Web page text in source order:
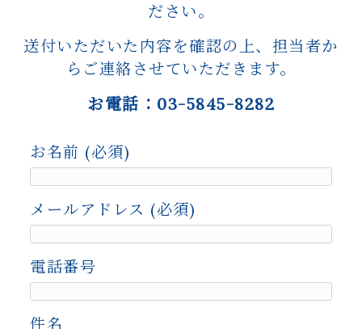
ださい。
送付いただいた内容を確認の上、担当者か
らご連絡させていただきます。
お電話： 03-5845-8282
お名前 (必須)
メールアドレス (必須)
電話番号
件名